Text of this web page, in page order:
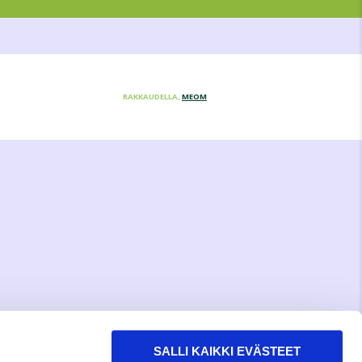
SALLI KAIKKI EVÄSTEET
RAKKAUDELLA, MEOM